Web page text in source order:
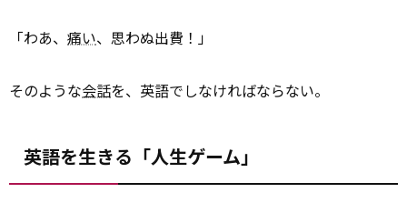
「わあ、 痛い、思わぬ出費！」
そのような会話を、英語でしなければならない。
英語を生きる「人生ゲーム」